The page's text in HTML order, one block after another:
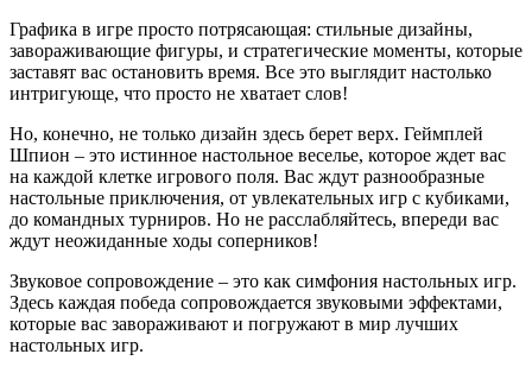
Графика в игре просто потрясающая: стильные дизайны,
завораживающие фигуры, и стратегические моменты, которые
заставят вас остановить время. Все это выглядит настолько
интригующе, что просто не хватает слов!
Но, конечно, не только дизайн здесь берет верх. Геймплей
Шпион – это истинное настольное веселье, которое ждет вас
на каждой клетке игрового поля. Вас ждут разнообразные
настольные приключения, от увлекательных игр с кубиками,
до командных турниров. Но не расслабляйтесь, впереди вас
ждут неожиданные ходы соперников!
Звуковое сопровождение – это как симфония настольных игр.
Здесь каждая победа сопровождается звуковыми эффектами,
которые вас завораживают и погружают в мир лучших
настольных игр.